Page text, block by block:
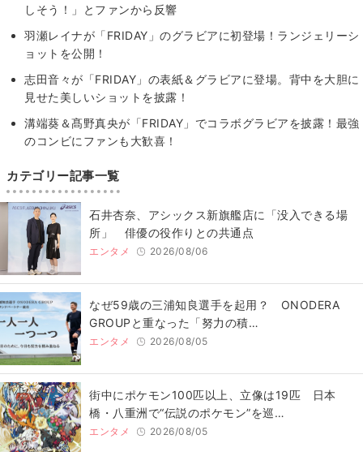
しそう！」とファンから反響
羽瀬レイナが「FRIDAY」のグラビアに初登場！ランジェリーシ
ョットを公開！
志田音々が「FRIDAY」の表紙＆グラビアに登場。背中を大胆に
見せた美しいショットを披露！
溝端葵＆髙野真央が「FRIDAY」でコラボグラビアを披露！最強
のコンビにファンも大歓喜！
カテゴリー記事一覧
石井杏奈、アシックス新旗艦店に「没入できる場
所」 俳優の役作りとの共通点
エンタメ 2026/08/06
なぜ59歳の三浦知良選手を起用？ ONODERA
GROUPと重なった「努力の積…
エンタメ 2026/08/05
街中にポケモン100匹以上、立像は19匹 日本
橋・八重洲で“伝説のポケモン”を巡…
エンタメ 2026/08/05